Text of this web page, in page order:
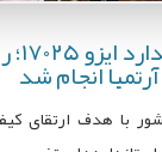
انجام شد
با هدف ارتقای